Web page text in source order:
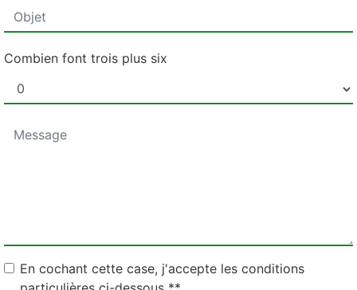
Combien font trois plus six
En cochant cette case, j'accepte les conditions